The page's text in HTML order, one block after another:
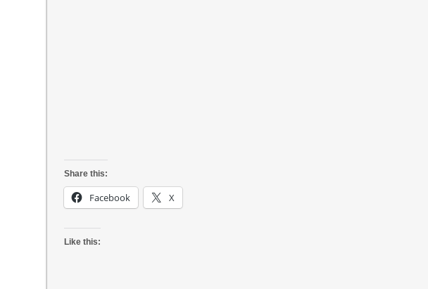
Share this:
Facebook X
Like this: